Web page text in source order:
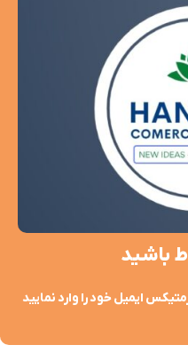
باشید
ایمیل خود را وارد نمایید